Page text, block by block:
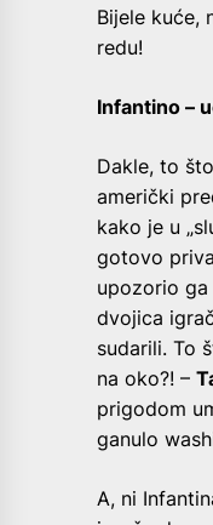
Bijele kuće,
redu!
Infantino –
Dakle, to
američki
kako je u
gotovo
upozorio
dvojica
sudarili. To
na oko?! –
prigodom
ganulo
A, ni